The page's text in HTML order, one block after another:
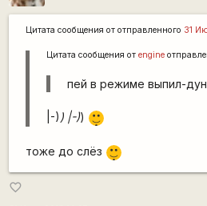
Цитата сообщения от отправленного 31
Цитата сообщения от engine
пей в режиме выпил-
|-)) |-))
|-)
_)
тоже до слёз
|-)
_)
favorite_border